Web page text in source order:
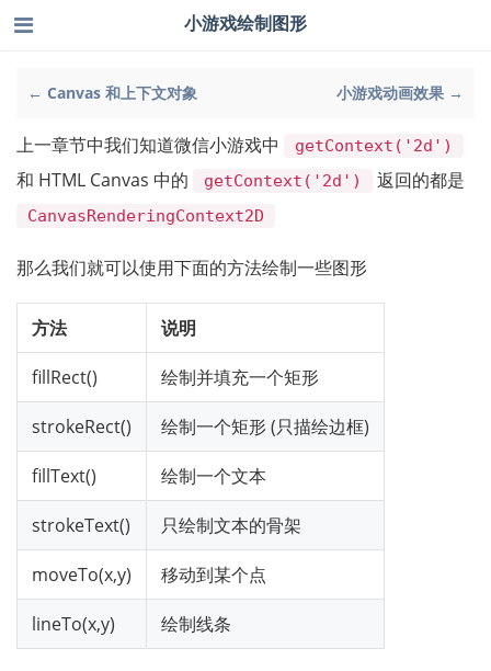
← Canvas 和上下文对象 小游戏动画效果 →
小游戏绘制图形
上一章节中我们知道微信小游戏中 getContext('2d')
和 HTML Canvas 中的 getContext('2d') 返回的都是
CanvasRenderingContext2D
那么我们就可以使用下面的方法绘制一些图形
方法 说明
fillRect() 绘制并填充一个矩形
strokeRect() 绘制一个矩形 (只描绘边框)
fillText() 绘制一个文本
strokeText() 只绘制文本的骨架
moveTo(x,y) 移动到某个点
lineTo(x,y) 绘制线条